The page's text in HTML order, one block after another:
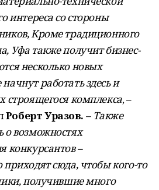
интереса со стороны
Кроме традиционного
Уфа также получит бизнес-
несколько новых
работать здесь и
строящегося комплекса, –
Роберт Уразов. – Также
о возможностях
конкурсантов –
приходят сюда, чтобы кого-то
получившие много